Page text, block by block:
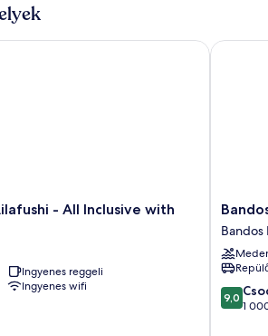
- All Inclusive with
Ingyenes reggeli
Ingyenes wifi
- All Inclusive with Free Transfers
Bandos
Bandos
Island
Bandos
9.0
9,0
1
Bandos